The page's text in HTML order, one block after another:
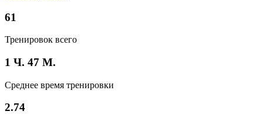
61
Тренировок всего
1 Ч. 47 М.
Среднее время тренировки
2.74